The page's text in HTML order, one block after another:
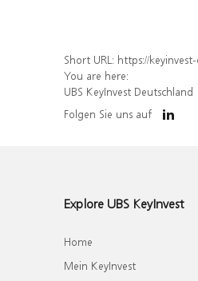
Short URL: https://keyinvest-de.ubs.com/
You are here:
UBS KeyInvest Deutschland
Folgen Sie uns auf
Explore UBS KeyInvest
Home
Mein KeyInvest